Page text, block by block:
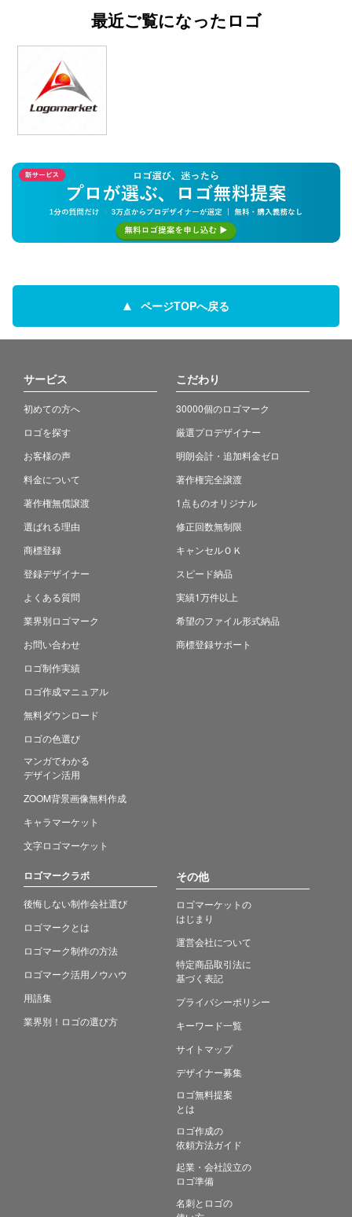
最近ご覧になったロゴ
ページTOPへ戻る
サービス
初めての方へ
ロゴを探す
お客様の声
料金について
著作権無償譲渡
選ばれる理由
商標登録
登録デザイナー
よくある質問
業界別ロゴマーク
お問い合わせ
ロゴ制作実績
ロゴ作成マニュアル
無料ダウンロード
ロゴの色選び
マンガでわかる
デザイン活用
ZOOM背景画像無料作成
キャラマーケット
文字ロゴマーケット
こだわり
30000個のロゴマーク
厳選プロデザイナー
明朗会計・追加料金ゼロ
著作権完全譲渡
1点ものオリジナル
修正回数無制限
キャンセルＯＫ
スピード納品
実績1万件以上
希望のファイル形式納品
商標登録サポート
ロゴマークラボ
後悔しない制作会社選び
ロゴマークとは
ロゴマーク制作の方法
ロゴマーク活用ノウハウ
用語集
業界別！ロゴの選び方
その他
ロゴマーケットの
はじまり
運営会社について
特定商品取引法に
基づく表記
プライバシーポリシー
キーワード一覧
サイトマップ
デザイナー募集
ロゴ無料提案
とは
ロゴ作成の
依頼方法ガイド
起業・会社設立の
ロゴ準備
名刺とロゴの